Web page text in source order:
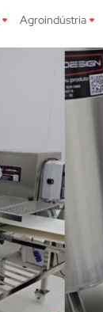
Agroindústria